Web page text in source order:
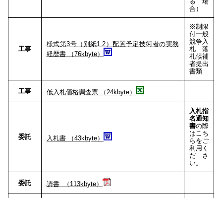
合）
工事
様式第3号（別紙1.2）配置予定技術者の実務
経歴書 （76kbyte）
※制限
付一般
競争入
札 落
札候補
者提出
書類
工事 低入札価格調査票 （24kbyte）
委託 入札書 （43kbyte）
入札指
名通知
書の際
はこち
らをご
利用く
ださ
い。
委託 請書 （113kbyte）